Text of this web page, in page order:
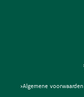
>Algemene